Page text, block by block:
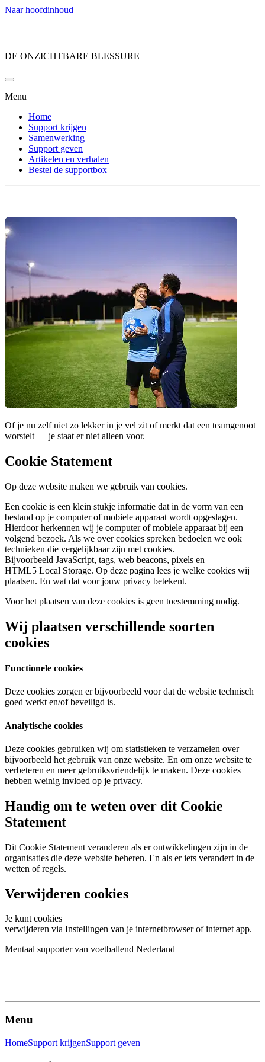
Naar hoofdinhoud
DE ONZICHTBARE BLESSURE
Menu
Home
Support krijgen
Samenwerking
Support geven
Artikelen en verhalen
Bestel de supportbox
Of je nu zelf niet zo lekker in je vel zit of merkt dat een teamgenoot
worstelt — je staat er niet alleen voor.
Cookie Statement
Op deze website maken we gebruik van cookies.
Een cookie is een klein stukje informatie dat in de vorm van een
bestand op je computer of mobiele apparaat wordt opgeslagen.
Hierdoor herkennen wij je computer of mobiele apparaat bij een
volgend bezoek. Als we over cookies spreken bedoelen we ook
technieken die vergelijkbaar zijn met cookies.
Bijvoorbeeld JavaScript, tags, web beacons, pixels en
HTML5 Local Storage. Op deze pagina lees je welke cookies wij
plaatsen. En wat dat voor jouw privacy betekent.
Voor het plaatsen van deze cookies is geen toestemming nodig.
Wij plaatsen verschillende soorten
cookies
Functionele cookies
Deze cookies zorgen er bijvoorbeeld voor dat de website technisch
goed werkt en/of beveiligd is.
Analytische cookies
Deze cookies gebruiken wij om statistieken te verzamelen over
bijvoorbeeld het gebruik van onze website. En om onze website te
verbeteren en meer gebruiksvriendelijk te maken. Deze cookies
hebben weinig invloed op je privacy.
Handig om te weten over dit Cookie
Statement
Dit Cookie Statement veranderen als er ontwikkelingen zijn in de
organisaties die deze website beheren. En als er iets verandert in de
wetten of regels.
Verwijderen cookies
Je kunt cookies
verwijderen via Instellingen van je internetbrowser of internet app.
Mentaal supporter van voetballend Nederland
Menu
HomeSupport krijgenSupport geven